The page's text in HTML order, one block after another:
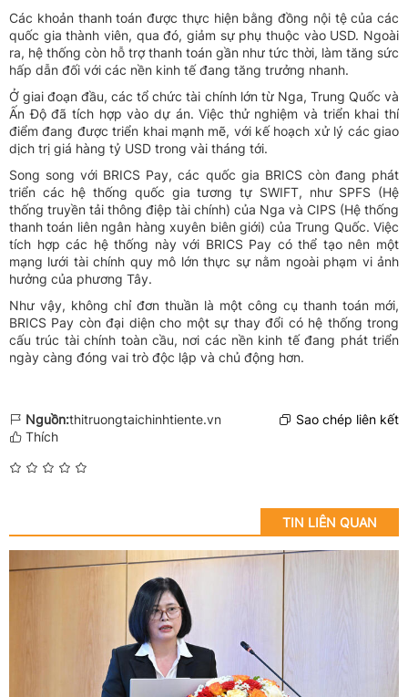
Các khoản thanh toán được thực hiện bằng đồng nội tệ của các
quốc gia thành viên, qua đó, giảm sự phụ thuộc vào USD. Ngoài
ra, hệ thống còn hỗ trợ thanh toán gần như tức thời, làm tăng sức
hấp dẫn đối với các nền kinh tế đang tăng trưởng nhanh.
Ở giai đoạn đầu, các tổ chức tài chính lớn từ Nga, Trung Quốc và
Ấn Độ đã tích hợp vào dự án. Việc thử nghiệm và triển khai thí
điểm đang được triển khai mạnh mẽ, với kế hoạch xử lý các giao
dịch trị giá hàng tỷ USD trong vài tháng tới.
Song song với BRICS Pay, các quốc gia BRICS còn đang phát
triển các hệ thống quốc gia tương tự SWIFT, như SPFS (Hệ
thống truyền tải thông điệp tài chính) của Nga và CIPS (Hệ thống
thanh toán liên ngân hàng xuyên biên giới) của Trung Quốc. Việc
tích hợp các hệ thống này với BRICS Pay có thể tạo nên một
mạng lưới tài chính quy mô lớn thực sự nằm ngoài phạm vi ảnh
hưởng của phương Tây.
Như vậy, không chỉ đơn thuần là một công cụ thanh toán mới,
BRICS Pay còn đại diện cho một sự thay đổi có hệ thống trong
cấu trúc tài chính toàn cầu, nơi các nền kinh tế đang phát triển
ngày càng đóng vai trò độc lập và chủ động hơn.
Nguồn:thitruongtaichinhtiente.vn
Sao chép liên kết
Thích
TIN LIÊN QUAN